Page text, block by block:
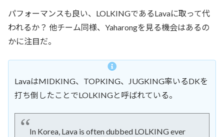
パフォーマンスも良い、LOLKINGであるLavaに取って代
われるか？ 他チーム同様、Yaharongを見る機会はあるの
かに注目だ。
LavaはMIDKING、TOPKING、JUGKING率いるDKを
打ち倒したことでLOLKINGと呼ばれている。
In Korea, Lava is often dubbed LOLKING ever